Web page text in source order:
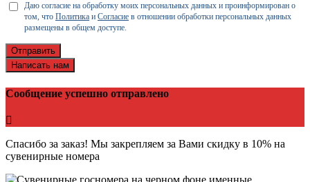
Даю согласие на обработку моих персональных данных и проинформирован о
том, что Политика и Согласие в отношении обработки персональных данных
размещены в общем доступе.
Отправить
Написать нам
Сообщение успешно отправлено
Спасибо за заказ! Мы закрепляем за Вами скидку в 10% на
сувенирные номера